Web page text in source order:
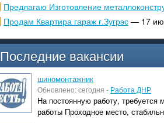
Предлагаю Изготовление
Продам Квартира гараж г.Зугрэс — 17
Последние вакансии
шиномонтажник
Обновлено: сегодня - Работа ДНР
На постоянную работу,
работы Проходное место,